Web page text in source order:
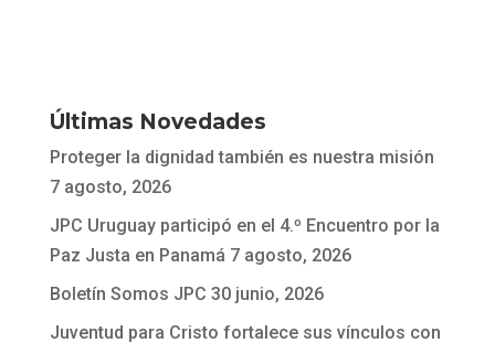
Últimas Novedades
Proteger la dignidad también es nuestra misión
7 agosto, 2026
JPC Uruguay participó en el 4.º Encuentro por la
Paz Justa en Panamá 7 agosto, 2026
Boletín Somos JPC 30 junio, 2026
Juventud para Cristo fortalece sus vínculos con